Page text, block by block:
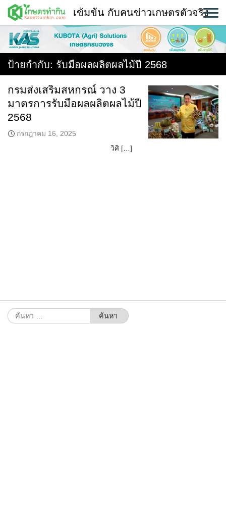
Skip
content
พืช
หน้าแรก
แวดวงเกษตร
ใคร ทำอะไร ที่ไหน
เข้มข้น กับคนข่าวเกษตรตัวจริง
ป้ายกำกับ: รับมือผลผลิตผลไม้ปี 2568
กรมส่งเสริมสหกรณ์ วาง 3
มาตรการรับมือผลผลิตผลไม้ปี
2568
กรกฎาคม 16, 2025
วิศิ […]
ค้นหา
สำหรับ: